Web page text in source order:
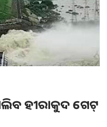
ହୀରାକୁଦ ଗେଟ୍